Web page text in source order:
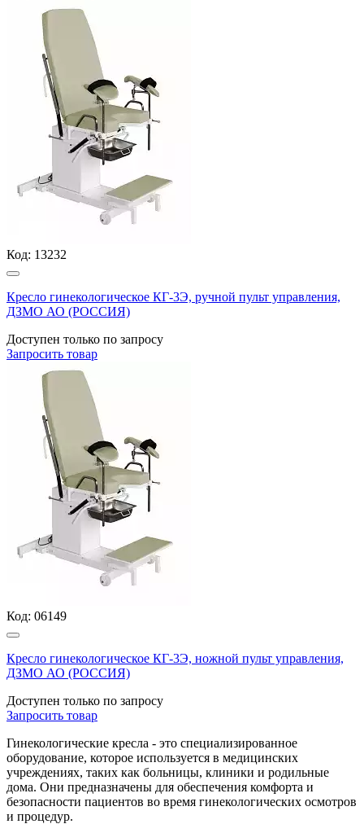
Код: 13232
Кресло гинекологическое КГ-3Э, ручной пульт управления,
ДЗМО АО (РОССИЯ)
Доступен только по запросу
Запросить товар
Код: 06149
Кресло гинекологическое КГ-3Э, ножной пульт управления,
ДЗМО АО (РОССИЯ)
Доступен только по запросу
Запросить товар
Гинекологические кресла - это специализированное
оборудование, которое используется в медицинских
учреждениях, таких как больницы, клиники и родильные
дома. Они предназначены для обеспечения комфорта и
безопасности пациентов во время гинекологических осмотров
и процедур.